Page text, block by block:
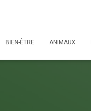
BIEN-ÊTRE ANIMAUX